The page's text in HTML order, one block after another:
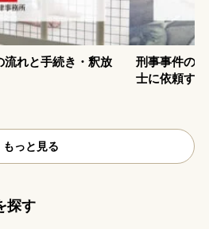
流れと手続き・釈放
刑事事件の
士に依頼す
もっと見る
探す